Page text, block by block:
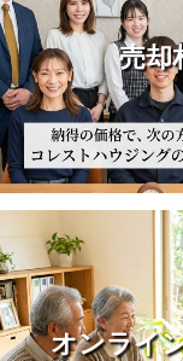
売却
オンライ